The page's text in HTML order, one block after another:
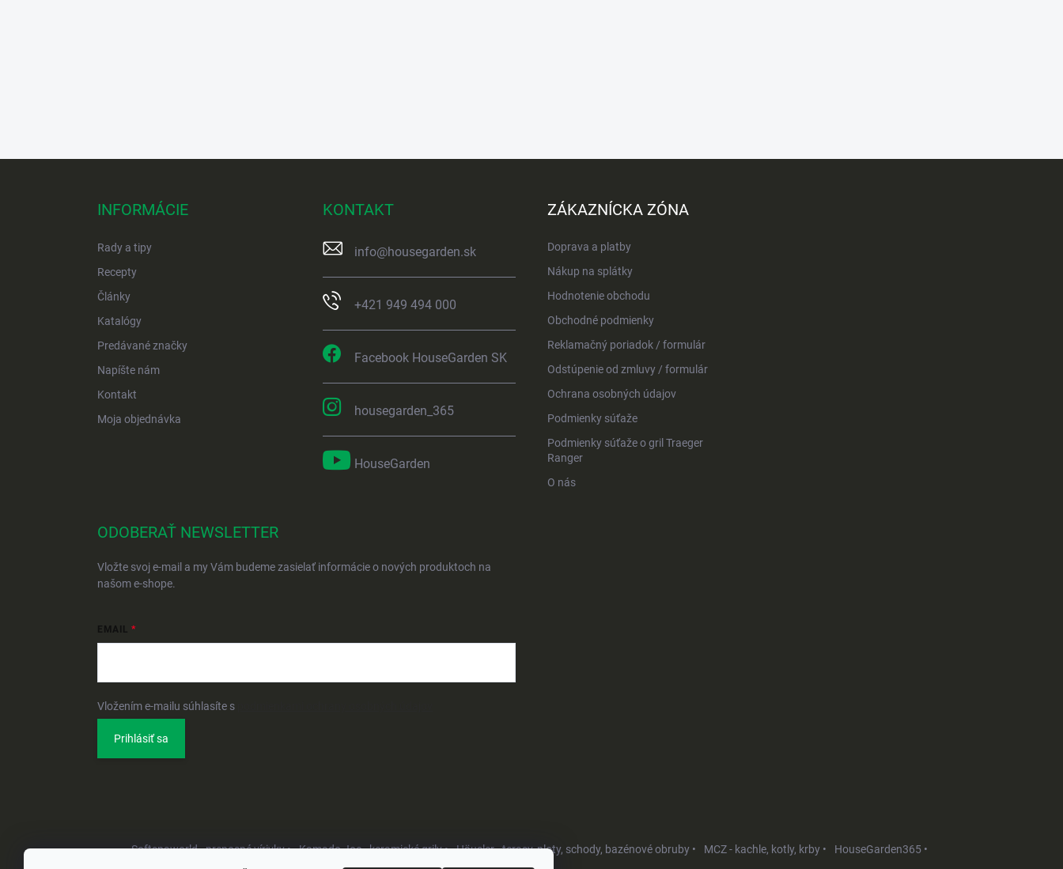
INFORMÁCIE
Rady a tipy
Recepty
Články
Katalógy
Predávané značky
Napíšte nám
Kontakt
Moja objednávka
KONTAKT
info@housegarden.sk
+421 949 494 000
Facebook HouseGarden SK
housegarden_365
HouseGarden
ZÁKAZNÍCKA ZÓNA
Doprava a platby
Nákup na splátky
Hodnotenie obchodu
Obchodné podmienky
Reklamačný poriadok / formulár
Odstúpenie od zmluvy / formulár
Ochrana osobných údajov
Podmienky súťaže
Podmienky súťaže o gril Traeger
Ranger
O nás
ODOBERAŤ NEWSLETTER
Vložte svoj e-mail a my Vám budeme zasielať informácie o nových produktoch na
našom e-shope.
EMAIL
Vložením e-mailu súhlasíte s
Prihlásiť sa
Softspaworld - prenosné vírivky • Kamado Joe - keramické grily • Häusler - terasy, ploty, schody, bazénové obruby • MCZ - kachle, kotly, krby •
HouseGarden365 •